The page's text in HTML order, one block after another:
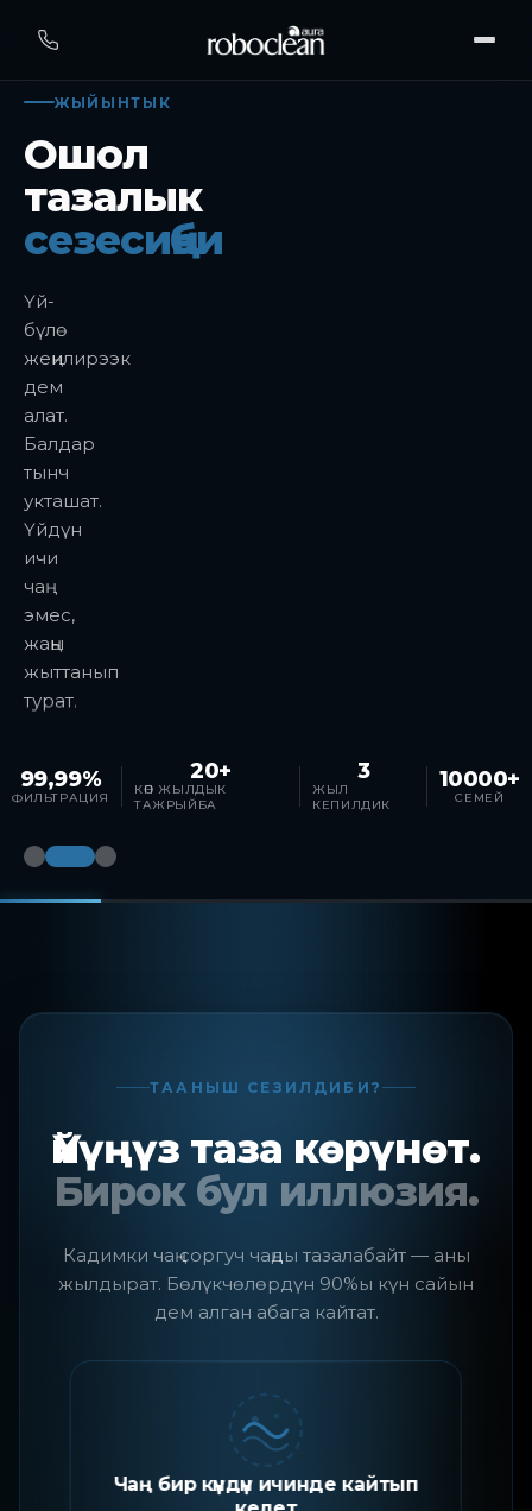
ЖЫЙЫНТЫК
Ошол
тазалык
сезесиңби
Үй-
бүлө
жеңилирээк
дем
алат.
Балдар
тынч
укташат.
Үйдүн
ичи
чаң
эмес,
жаңы
жыттанып
турат.
99,99%
ФИЛЬТРАЦИЯ
20+
КӨП ЖЫЛДЫК
ТАЖРЫЙБА
3
ЖЫЛ
КЕПИЛДИК
10000+
СЕМЕЙ
ТААНЫШ СЕЗИЛДИБИ?
Үйүңүз таза көрүнөт.
Бирок бул иллюзия.
Кадимки чаң соргуч чаңды тазалабайт — аны
жылдырат. Бөлүкчөлөрдүн 90%ы күн сайын
дем алган абага кайтат.
Чаң бир күндүн ичинде кайтып